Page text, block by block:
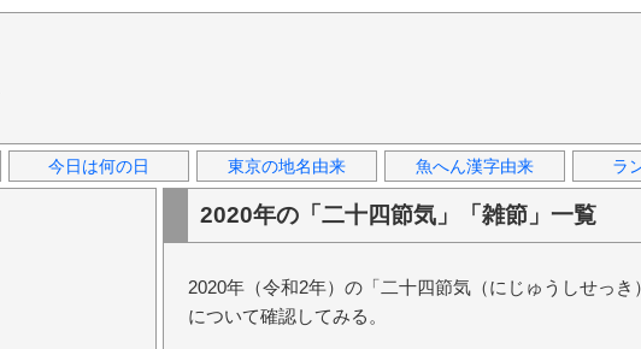
今日は何の日 東京の地名由来 魚へん漢字由来 ラ
2020年の「二十四節気」「雑節」一覧
2020年（令和2年）の「二十四節気（にじゅうしせっ
について確認してみる。